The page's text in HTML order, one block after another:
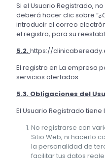
Si el Usuario Registrado,
deberá hacer clic sobre “
introducir el correo
el registro, para su
5.2. https://
El registro en La empresa
servicios ofertados.
5.3. Obligaciones del
El Usuario Registrado
No registrarse con
Sitio Web, ni hacerlo
la personalidad de
facilitar tus datos